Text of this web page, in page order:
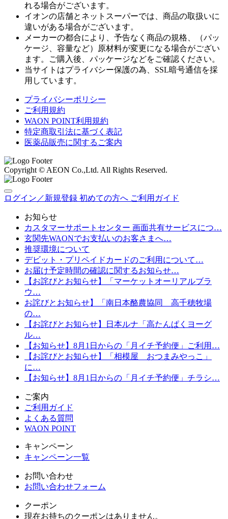
れる場合がございます。
イオンの店舗とネットスーパーでは、商品の取扱いに
違いがある場合がございます。
メーカーの都合により、予告なく商品の規格、（パッ
ケージ、容量など）原材料が変更になる場合がござい
ます。ご購入後、パッケージなどをご確認ください。
当サイトはプライバシー保護の為、SSL暗号通信を採
用しています。
プライバシーポリシー
ご利用規約
WAON POINT利用規約
特定商取引法に基づく表記
医薬品販売に関するご案内
Copyright © AEON Co.,Ltd. All Rights Reserved.
ログイン／新規登録 初めての方へ ご利用ガイド
お知らせ
カスタマーサポートセンター 画面共有サービスにつ…
玄関先WAONでお支払いのお客さまへ…
推奨環境について
デビット・プリペイドカードのご利用について…
お届け予定時間の確認に関するお知らせ…
【お詫びとお知らせ】「マーケットオーリアルブラ
ウ…
お詫びとお知らせ】「南日本酪農協同 高千穂牧場
の…
【お詫びとお知らせ】日本ルナ「高たんぱくヨーグ
ル…
【お知らせ】8月1日からの「月イチ予約便」ご利用…
【お詫びとお知らせ】「相模屋 おつまみやっこ」
に…
【お知らせ】8月1日からの「月イチ予約便」チラシ…
ご案内
ご利用ガイド
よくある質問
WAON POINT
キャンペーン
キャンペーン一覧
お問い合わせ
お問い合わせフォーム
クーポン
現在お持ちのクーポンはありません。